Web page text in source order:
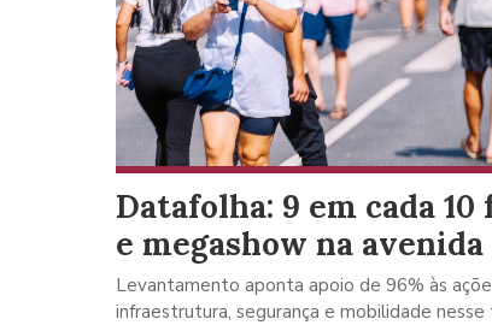
Datafolha: 9 em cada
e megashow na avenida
Levantamento aponta apoio de 96% às
infraestrutura, segurança e mobilidade